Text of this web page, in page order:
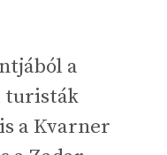
a
turisták
a Kvarner